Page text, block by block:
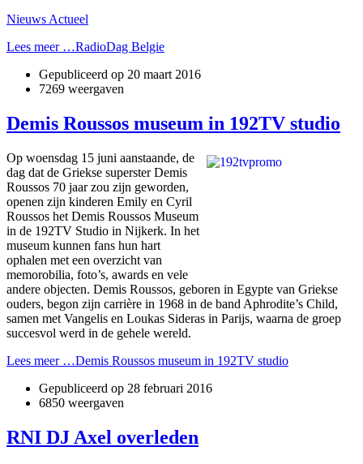
Nieuws Actueel
Lees meer …RadioDag Belgie
Gepubliceerd op 20 maart 2016
7269 weergaven
Demis Roussos museum in 192TV studio
Op woensdag 15 juni aanstaande, de
dag dat de Griekse superster Demis
Roussos 70 jaar zou zijn geworden,
openen zijn kinderen Emily en Cyril
Roussos het Demis Roussos Museum
in de 192TV Studio in Nijkerk. In het
museum kunnen fans hun hart
ophalen met een overzicht van
memorobilia, foto’s, awards en vele
andere objecten. Demis Roussos, geboren in Egypte van Griekse
ouders, begon zijn carrière in 1968 in de band Aphrodite’s Child,
samen met Vangelis en Loukas Sideras in Parijs, waarna de groep
succesvol werd in de gehele wereld.
Lees meer …Demis Roussos museum in 192TV studio
Gepubliceerd op 28 februari 2016
6850 weergaven
RNI DJ Axel overleden